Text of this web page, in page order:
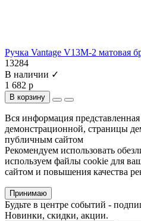
Ручка Vantage V13M-2 матовая
13284
В наличии ✓
1 682 р
В корзину
Вся информация представленная
демонстрационной, страницы
публичным сайтом
Рекомендуем использовать
используем файлы cookie для
сайтом и повышения качества
Принимаю
Будьте в центре событий -
Новинки, скидки, акции.